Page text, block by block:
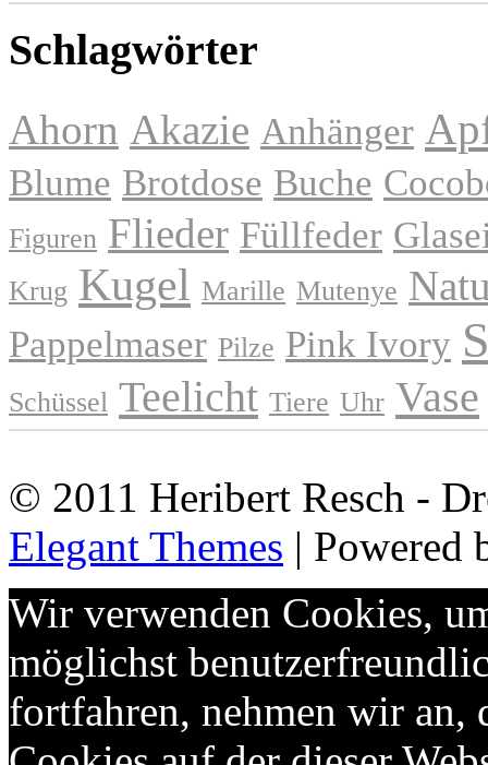
Schlagwörter
Ahorn Akazie Anhänger
Blume Brotdose Buche
Figuren Flieder Füllfeder
Krug Kugel Marille Mutenye
Pappelmaser Pilze Pink Ivory
Schüssel Teelicht Tiere Uhr Vase
© 2011 Heribert Resch -
Elegant Themes | Powered
Wir verwenden Cookies,
möglichst
fortfahren, nehmen wir an,